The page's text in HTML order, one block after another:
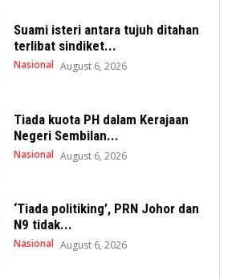
Suami isteri antara tujuh ditahan
terlibat sindiket...
Nasional August 6, 2026
Tiada kuota PH dalam Kerajaan
Negeri Sembilan...
Nasional August 6, 2026
‘Tiada politiking’, PRN Johor dan
N9 tidak...
Nasional August 6, 2026